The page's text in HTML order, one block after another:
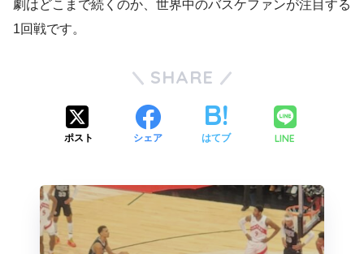
劇はどこまで続くのか、世界中のバスケファンが注目する
1回戦です。
SHARE
ポスト シェア はてブ LINE